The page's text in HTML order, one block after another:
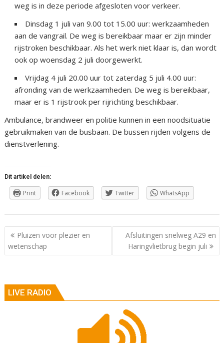
weg is in deze periode afgesloten voor verkeer.
Dinsdag 1 juli van 9.00 tot 15.00 uur: werkzaamheden
aan de vangrail. De weg is bereikbaar maar er zijn minder
rijstroken beschikbaar. Als het werk niet klaar is, dan wordt
ook op woensdag 2 juli doorgewerkt.
Vrijdag 4 juli 20.00 uur tot zaterdag 5 juli 4.00 uur:
afronding van de werkzaamheden. De weg is bereikbaar,
maar er is 1 rijstrook per rijrichting beschikbaar.
Ambulance, brandweer en politie kunnen in een noodsituatie
gebruikmaken van de busbaan. De bussen rijden volgens de
dienstverlening.
Dit artikel delen:
Print Facebook Twitter WhatsApp
Berichtnavigatie
Pluizen voor plezier en
wetenschap
Afsluitingen snelweg A29 en
Haringvlietbrug begin juli
LIVE RADIO